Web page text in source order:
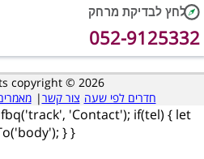
052-9125332
copyright © 2026
חדרים לפי שעה צור קשר|
'Contact'); if(tel) { let
} }